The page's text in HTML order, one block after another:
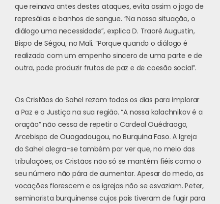
que reinava antes destes ataques, evita assim o jogo de
represálias e banhos de sangue. “Na nossa situação, o
diálogo uma necessidade”, explica D. Traoré Augustin,
Bispo de Ségou, no Mali. “Porque quando o diálogo é
realizado com um empenho sincero de uma parte e de
outra, pode produzir frutos de paz e de coesão social”.
Os Cristãos do Sahel rezam todos os dias para implorar
a Paz e a Justiça na sua região. “A nossa kalachnikov é a
oração” não cessa de repetir o Cardeal Ouédraogo,
Arcebispo de Ouagadougou, no Burquina Faso. A Igreja
do Sahel alegra-se também por ver que, no meio das
tribulações, os Cristãos não só se mantêm fiéis como o
seu número não pára de aumentar. Apesar do medo, as
vocações florescem e as igrejas não se esvaziam. Peter,
seminarista burquinense cujos pais tiveram de fugir para